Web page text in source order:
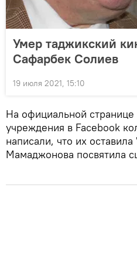
Умер таджикский
Сафарбек Солиев
19 июля 2021, 15:10
На официальной странице
учреждения в Facebook
написали, что их оставила
Мамаджонова посвятила